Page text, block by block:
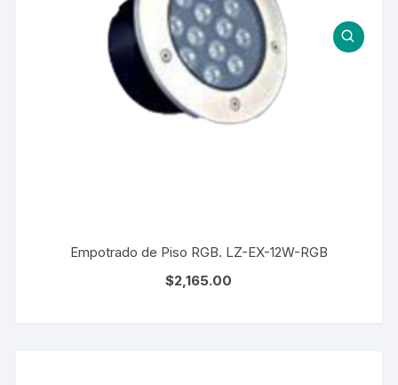
Empotrado de Piso RGB. LZ-EX-12W-RGB
$2,165.00